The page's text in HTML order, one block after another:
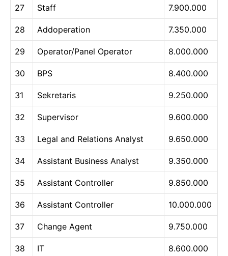
27 Staff 7.900.000
28 Addoperation 7.350.000
29 Operator/Panel Operator 8.000.000
30 BPS 8.400.000
31 Sekretaris 9.250.000
32 Supervisor 9.600.000
33 Legal and Relations Analyst 9.650.000
34 Assistant Business Analyst 9.350.000
35 Assistant Controller 9.850.000
36 Assistant Controller 10.000.000
37 Change Agent 9.750.000
38 IT 8.600.000